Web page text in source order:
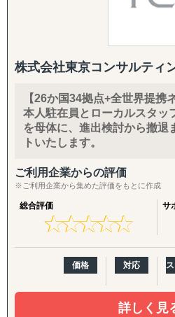
※支援主要各国の現地スタッフ
継続して支援できる体制を構築し
------------------------------------
■ サポート対象国（グループ別）
↳ ASEAN主要国：タイ・ベトナ
↳ アジア（中華系）：日本・香
韓国
↳ アジア（中東ほか）：ドバイ
ド・バングラデシュ・モンゴル
↳ 欧米：アメリカ・イギリス・
※サポート内容により、対応の
があります。
------------------------------------
株式会社東京コンサルティ
【26か国34拠点+全世界提携
本人駐在員とローカルスタッ
を母体に、進出検討から撤退
トいたします。
ご利用企業からの評価
※ご利用企業から集めた評価をもとに作成
総合評価
★★★★★
★★★★★
サ
価格 対応
詳しく見